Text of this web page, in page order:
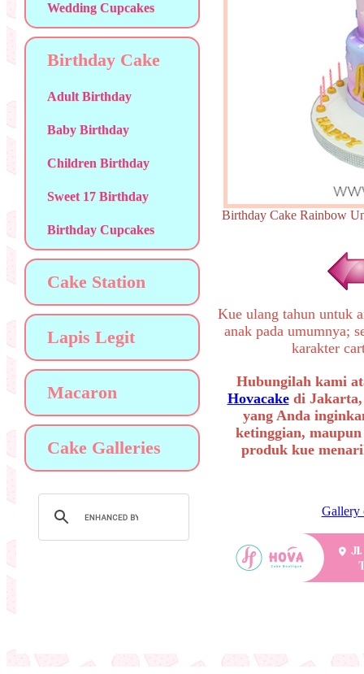
Wedding Cupcakes
Birthday Cake
Adult Birthday
Baby Birthday
Children Birthday
Sweet 17 Birthday
Birthday Cupcakes
Cake Station
Lapis Legit
Macaron
Cake Galleries
Birthday Cake
Kue ulang tahun untuk
anak pada umumnya;
karakter
Hubungilah kami
Hovacakedi Jakarta,
yang Anda
ketinggian,
produk kue
Gallery